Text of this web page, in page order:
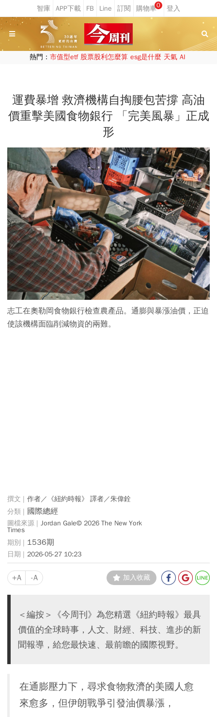
0
熱門： 市值型etf 股票股利怎麼算 esg是什麼 天氣 AI
運費暴增 救濟機構自掏腰包苦撐 高油
價重擊美國食物銀行 「完美風暴」正成
形
志工在奧勒岡食物銀行檢查農產品。通膨與暴漲油價，正迫
使該機構面臨削減物資的兩難。
作者／《紐約時報》 譯者／朱偉銓
國際總經
Jordan Gale© 2026 The New York
Times
1536期
2026-05-27 10:23
+A -A 加入收藏
＜編按＞《今周刊》為您精選《紐約時報》最具
價值的全球時事，人文、財經、科技、進步的新
聞報導，給您最快速、最前瞻的國際視野。
在通膨壓力下，尋求食物救濟的美國人愈
來愈多，但伊朗戰爭引發油價暴漲，